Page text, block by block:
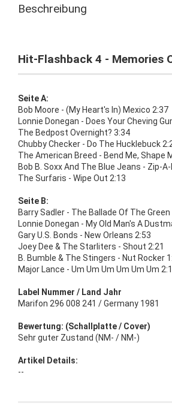
Beschreibung
Hit-Flashback 4 - Memories
Seite A:
Bob Moore - (My Heart's In) Mexico 2:37
Lonnie Donegan - Does Your Cheving
The Bedpost Overnight? 3:34
Chubby Checker - Do The Hucklebuck
The American Breed - Bend Me, Shape
Bob B. Soxx And The Blue Jeans - Zip-
The Surfaris - Wipe Out 2:13
Seite B:
Barry Sadler - The Ballade Of The
Lonnie Donegan - My Old Man's A
Gary U.S. Bonds - New Orleans 2:53
Joey Dee & The Starliters - Shout 2:21
B. Bumble & The Stingers - Nut Rocker
Major Lance - Um Um Um Um Um Um
Label Nummer / Land Jahr
Marifon 296 008 241 / Germany 1981
Bewertung: (Schallplatte / Cover)
Sehr guter Zustand (NM- / NM-)
Artikel Details:
--